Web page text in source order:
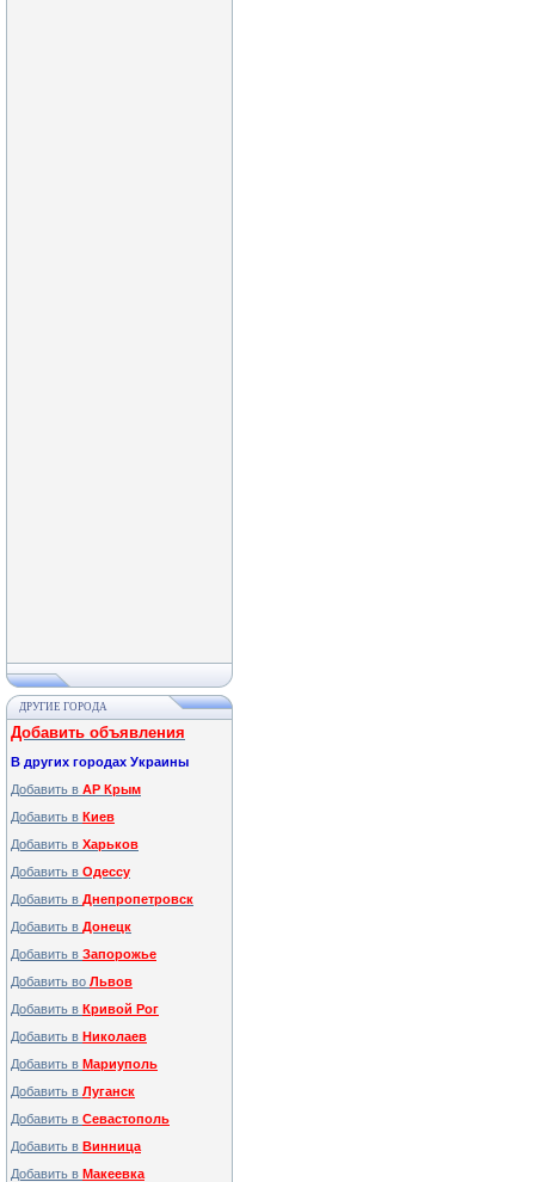
ДРУГИЕ ГОРОДА
Добавить объявления
В других городах Украины
Добавить в АР Крым
Добавить в Киев
Добавить в Харьков
Добавить в Одессу
Добавить в Днепропетровск
Добавить в Донецк
Добавить в Запорожье
Добавить во Львов
Добавить в Кривой Рог
Добавить в Николаев
Добавить в Мариуполь
Добавить в Луганск
Добавить в Севастополь
Добавить в Винница
Добавить в Макеевка